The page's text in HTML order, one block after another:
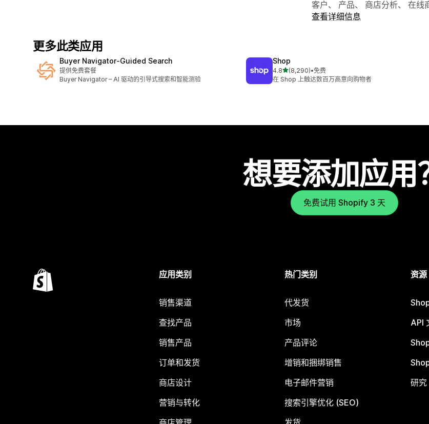
客户、 产品、 商店分析、 在线
查看详细信息
更多此类应用
Buyer Navigator‑Guided Search
提供免费套餐
Buyer Navigator – AI 驱动的引导式搜索和智能测验
Shop
4.8星（满分 5 星）
(8,290)
总共 8290 条评论
•免费
在 Shop 上触达数百万高意向购物者
想要添加应用
免费试用 Shopify 3 天
应用类别
销售渠道
查找产品
销售产品
订单和发货
商店设计
营销与转化
热门类别
代发货
市场
产品评论
增销和捆绑销售
电子邮件营销
搜索引擎优化 (SEO)
资源
API
研究